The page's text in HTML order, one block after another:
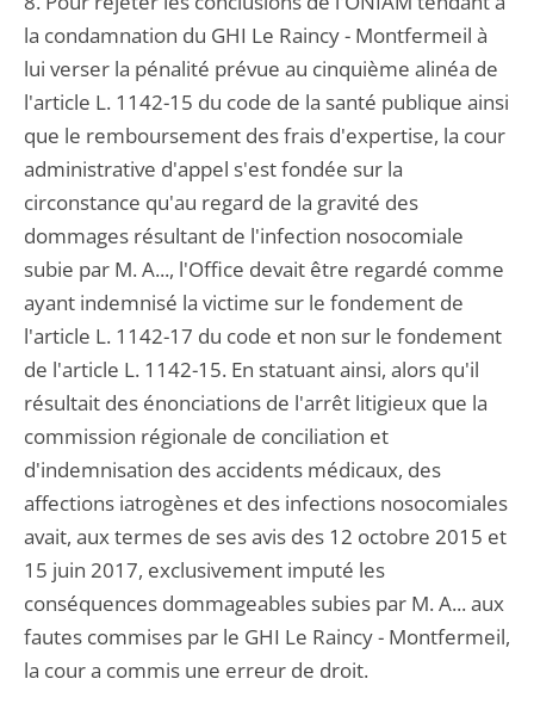
la condamnation du GHI Le Raincy - Montfermeil à
lui verser la pénalité prévue au cinquième alinéa de
l'article L. 1142-15 du code de la santé publique ainsi
que le remboursement des frais d'expertise, la cour
administrative d'appel s'est fondée sur la
circonstance qu'au regard de la gravité des
dommages résultant de l'infection nosocomiale
subie par M. A..., l'Office devait être regardé comme
ayant indemnisé la victime sur le fondement de
l'article L. 1142-17 du code et non sur le fondement
de l'article L. 1142-15. En statuant ainsi, alors qu'il
résultait des énonciations de l'arrêt litigieux que la
commission régionale de conciliation et
d'indemnisation des accidents médicaux, des
affections iatrogènes et des infections nosocomiales
avait, aux termes de ses avis des 12 octobre 2015 et
15 juin 2017, exclusivement imputé les
conséquences dommageables subies par M. A... aux
fautes commises par le GHI Le Raincy - Montfermeil,
la cour a commis une erreur de droit.